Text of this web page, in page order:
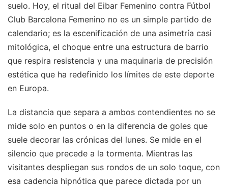
suelo. Hoy, el ritual del Eibar Femenino contra Fútbol
Club Barcelona Femenino no es un simple partido de
calendario; es la escenificación de una asimetría casi
mitológica, el choque entre una estructura de barrio
que respira resistencia y una maquinaria de precisión
estética que ha redefinido los límites de este deporte
en Europa.
La distancia que separa a ambos contendientes no se
mide solo en puntos o en la diferencia de goles que
suele decorar las crónicas del lunes. Se mide en el
silencio que precede a la tormenta. Mientras las
visitantes despliegan sus rondos de un solo toque, con
esa cadencia hipnótica que parece dictada por un